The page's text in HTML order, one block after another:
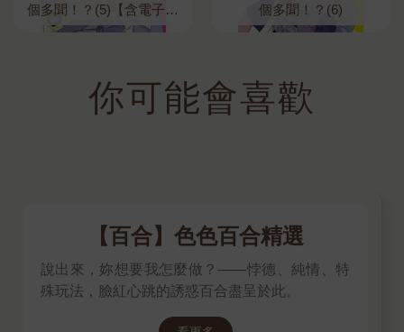
個多聞！？(5)【含電子書
限定特典】
個多聞！？(6)
你可能會喜歡
【百合】色色百合精選
說出來，妳想要我怎麼做？——悖德、純情、特
殊玩法，臉紅心跳的誘惑百合盡呈於此。